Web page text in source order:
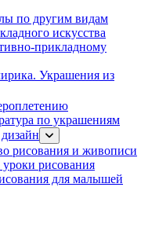
по другим видам
искусства
прикладному
Украшения из
по украшениям
рисования и живописи
рисования
для малышей